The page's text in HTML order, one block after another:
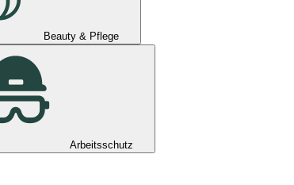
Beauty & Pflege
Arbeitsschutz